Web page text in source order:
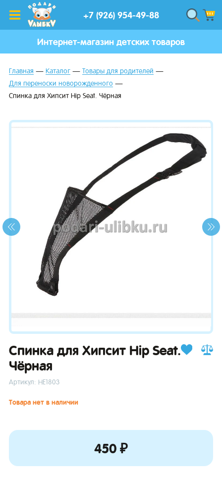
+7 (926) 954-49-88
Интернет-магазин детских товаров
Главная Каталог
Товары для родителей
Для переноски новорожденного
Спинка для Хипсит Hip Seat. Чёрная
Спинка для Хипсит Hip Seat.
Чёрная
Артикул: НЕ1803
Товара нет в наличии
450 ₽